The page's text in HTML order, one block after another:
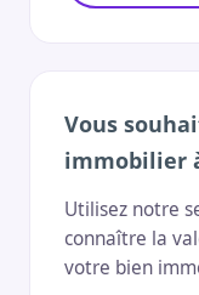
Vous
immobilier
Utilisez notre
connaître la
votre bien